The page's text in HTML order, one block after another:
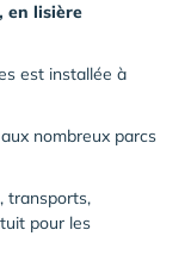
en lisière
est installée à
nombreux parcs
transports,
pour les